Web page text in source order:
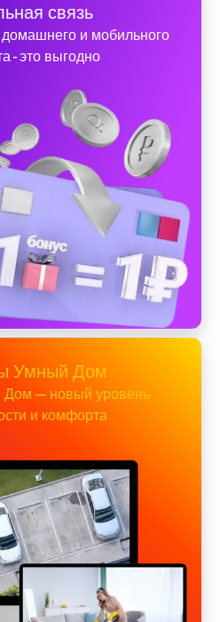
связь
и мобильного
- это выгодно
Умный Дом
— новый уровень
и комфорта